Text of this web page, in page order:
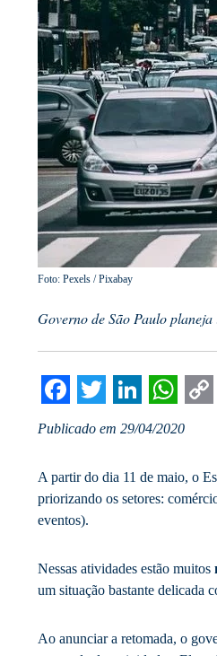
Foto: Pexels / Pixabay
Governo de São Paulo
Facebook
Twitter
LinkedIn
Publicado em 29/04/2020
A partir do dia 11 de maio, o
priorizando os setores:
eventos).
Nessas atividades estão muitos
um situação bastante delicada
Ao anunciar a retomada, o